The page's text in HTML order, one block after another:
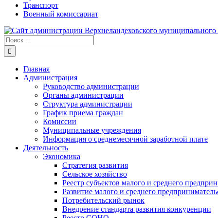
Транспорт
Военный комиссариат
Результат
поиска:
Главная
Администрация
Руководство администрации
Органы администрации
Структура администрации
График приема граждан
Комиссии
Муниципальные учреждения
Информация о среднемесячной заработной плате
Деятельность
Экономика
Стратегия развития
Сельское хозяйство
Реестр субъектов малого и среднего
Развитие малого и среднего
Потребительский рынок
Внедрение стандарта развития конкуренции